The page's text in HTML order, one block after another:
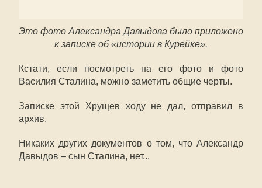
Это фото Александра Давыдова было приложено
к записке об «истории в Курейке».
Кстати, если посмотреть на его фото и фото
Василия Сталина, можно заметить общие черты.
Записке этой Хрущев ходу не дал, отправил в
архив.
Никаких других документов о том, что Александр
Давыдов – сын Сталина, нет...